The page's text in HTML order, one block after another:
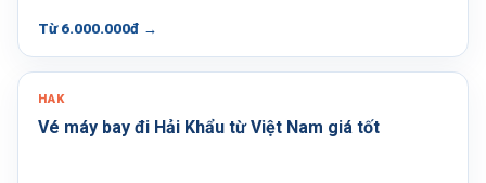
Từ 6.000.000đ →
HAK
Vé máy bay đi Hải Khẩu từ Việt Nam giá tốt